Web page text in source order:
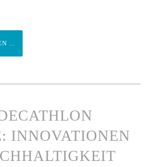
...
INNOVATIONEN